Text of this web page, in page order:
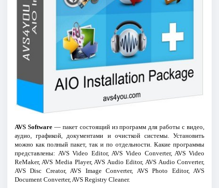
AVS Software— пакет состоящий из программ для работы с видео,
аудио, графикой, документами и очисткой системы. Установить
можно как полный пакет, так и по отдельности. Какие программы
представлены: AVS Video Editor, AVS Video Converter, AVS Video
ReMaker, AVS Media Player, AVS Audio Editor, AVS Audio Converter,
AVS Disc Creator, AVS Image Converter, AVS Photo Editor, AVS
Document Converter, AVS Registry Cleaner.